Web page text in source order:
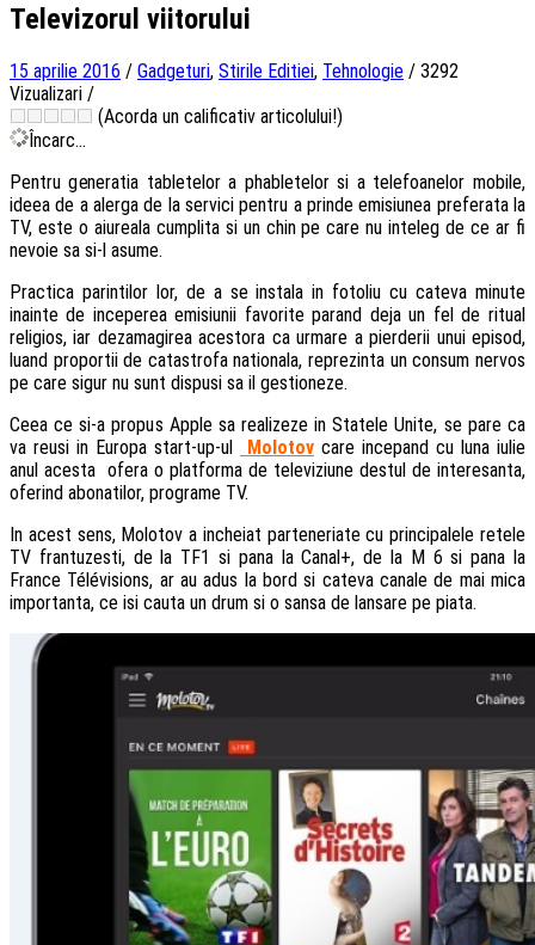
Televizorul viitorului
15 aprilie 2016 / Gadgeturi, Stirile Editiei, Tehnologie / 3292
Vizualizari /
(Acorda un calificativ articolului!)
Încarc...
Pentru generatia tabletelor a phabletelor si a telefoanelor mobile,
ideea de a alerga de la servici pentru a prinde emisiunea preferata la
TV, este o aiureala cumplita si un chin pe care nu inteleg de ce ar fi
nevoie sa si-l asume.
Practica parintilor lor, de a se instala in fotoliu cu cateva minute
inainte de inceperea emisiunii favorite parand deja un fel de ritual
religios, iar dezamagirea acestora ca urmare a pierderii unui episod,
luand proportii de catastrofa nationala, reprezinta un consum nervos
pe care sigur nu sunt dispusi sa il gestioneze.
Ceea ce si-a propus Apple sa realizeze in Statele Unite, se pare ca
va reusi in Europa start-up-ul
Molotov care incepand cu luna iulie
anul acesta ofera o platforma de televiziune destul de interesanta,
oferind abonatilor, programe TV.
In acest sens, Molotov a incheiat parteneriate cu principalele retele
TV frantuzesti, de la TF1 si pana la Canal+, de la M 6 si pana la
France Télévisions, ar au adus la bord si cateva canale de mai mica
importanta, ce isi cauta un drum si o sansa de lansare pe piata.